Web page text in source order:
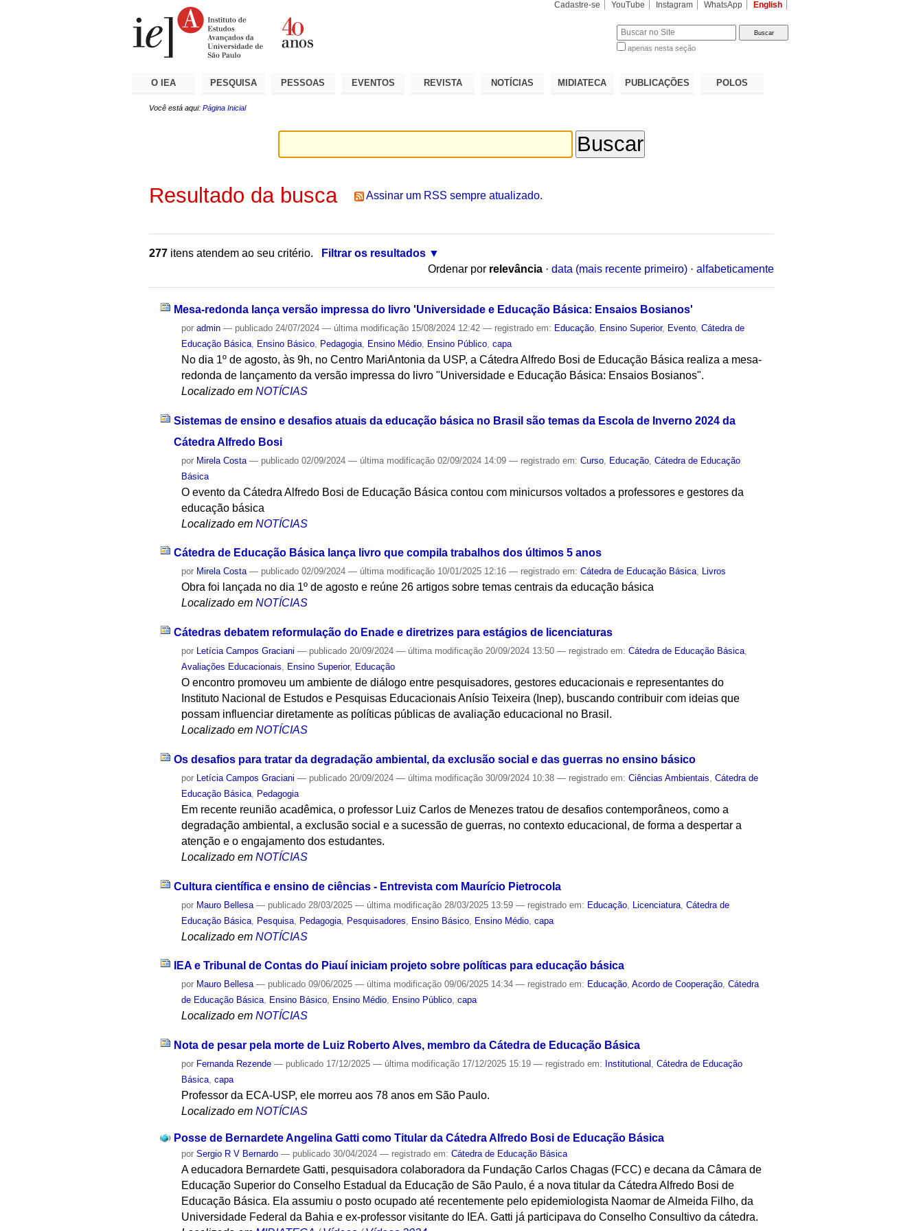
Cadastre-se YouTube Instagram WhatsApp English
apenas nesta seção
O IEA PESQUISA PESSOAS EVENTOS REVISTA NOTÍCIAS MIDIATECA PUBLICAÇÕES POLOS
Você está aqui: Página Inicial
Resultado da busca Assinar um RSS sempre atualizado.
277 itens atendem ao seu critério.
Filtrar os resultados
Ordenar por relevância · data (mais recente primeiro) · alfabeticamente
Mesa-redonda lança versão impressa do livro 'Universidade e Educação Básica: Ensaios Bosianos'
poradmin — publicado 24/07/2024— última modificação 15/08/2024 12:42— registrado em: Educação Ensino Superior, Evento ,Cátedra de
Educação Básica
Ensino Básico Pedagogia Ensino Médio Ensino Público ,capa
No dia 1º de agosto, às 9h, no Centro MariAntonia da USP, a Cátedra Alfredo Bosi de Educação Básica realiza a mesa-
redonda de lançamento da versão impressa do livro "Universidade e Educação Básica: Ensaios Bosianos".
Localizado em NOTÍCIAS
Sistemas de ensino e desafios atuais da educação básica no Brasil são temas da Escola de Inverno 2024 da
Cátedra Alfredo Bosi
por Mirela Costa — publicado 02/09/2024— última modificação 02/09/2024 14:09— registrado em:Curso Educação ,Cátedra de Educação
Básica
O evento da Cátedra Alfredo Bosi de Educação Básica contou com minicursos voltados a professores e gestores da
educação básica
Localizado em NOTÍCIAS
Cátedra de Educação Básica lança livro que compila trabalhos dos últimos 5 anos
por Mirela Costa — publicado 02/09/2024— última modificação 10/01/2025 12:16— registrado em:Cátedra de Educação Básica, Livros
Obra foi lançada no dia 1º de agosto e reúne 26 artigos sobre temas centrais da educação básica
Localizado em NOTÍCIAS
Cátedras debatem reformulação do Enade e diretrizes para estágios de licenciaturas
por Letícia Campos Graciani — publicado 20/09/2024— última modificação 20/09/2024 13:50— registrado em:Cátedra de Educação Básica,
Avaliações Educacionais, Ensino Superior, Educação
O encontro promoveu um ambiente de diálogo entre pesquisadores, gestores educacionais e representantes do
Instituto Nacional de Estudos e Pesquisas Educacionais Anísio Teixeira (Inep), buscando contribuir com ideias que
possam influenciar diretamente as políticas públicas de avaliação educacional no Brasil.
Localizado em NOTÍCIAS
Os desafios para tratar da degradação ambiental, da exclusão social e das guerras no ensino básico
por Letícia Campos Graciani — publicado 20/09/2024— última modificação 30/09/2024 10:38— registrado em:Ciências Ambientais ,Cátedra de
Educação Básica
Pedagogia
Em recente reunião acadêmica, o professor Luiz Carlos de Menezes tratou de desafios contemporâneos, como a
degradação ambiental, a exclusão social e a sucessão de guerras, no contexto educacional, de forma a despertar a
atenção e o engajamento dos estudantes.
Localizado em NOTÍCIAS
Cultura científica e ensino de ciências - Entrevista com Maurício Pietrocola
por Mauro Bellesa — publicado 28/03/2025— última modificação 28/03/2025 13:59— registrado em: Educação Licenciatura ,Cátedra de
Educação Básica Pesquisa Pedagogia Pesquisadores Ensino Básico Ensino Médio ,capa
Localizado em NOTÍCIAS
IEA e Tribunal de Contas do Piauí iniciam projeto sobre políticas para educação básica
por Mauro Bellesa — publicado 09/06/2025— última modificação 09/06/2025 14:34— registrado em: Educação,Acordo de Cooperação,Cátedra
de Educação Básica, Ensino Básico, Ensino Médio, Ensino Público,capa
Localizado em NOTÍCIAS
Nota de pesar pela morte de Luiz Roberto Alves, membro da Cátedra de Educação Básica
por Fernanda Rezende — publicado 17/12/2025— última modificação 17/12/2025 15:19— registrado em: Institutional ,Cátedra de Educação
Básica ,capa
Professor da ECA-USP, ele morreu aos 78 anos em São Paulo.
Localizado em NOTÍCIAS
Posse de Bernardete Angelina Gatti como Titular da Cátedra Alfredo Bosi de Educação Básica
porSergio R V Bernardo — publicado 30/04/2024— registrado em:Cátedra de Educação Básica
A educadora Bernardete Gatti, pesquisadora colaboradora da Fundação Carlos Chagas (FCC) e decana da Câmara de
Educação Superior do Conselho Estadual da Educação de São Paulo, é a nova titular da Cátedra Alfredo Bosi de
Educação Básica. Ela assumiu o posto ocupado até recentemente pelo epidemiologista Naomar de Almeida Filho, da
Universidade Federal da Bahia e ex-professor visitante do IEA. Gatti já participava do Conselho Consultivo da cátedra.